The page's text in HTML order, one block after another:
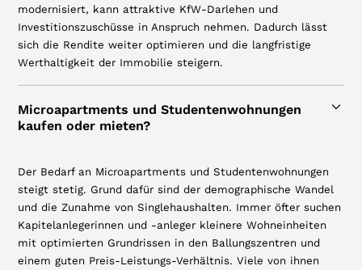
modernisiert, kann attraktive KfW-Darlehen und
Investitionszuschüsse in Anspruch nehmen. Dadurch lässt
sich die Rendite weiter optimieren und die langfristige
Werthaltigkeit der Immobilie steigern.
Microapartments und Studentenwohnungen
kaufen oder mieten?
Der Bedarf an Microapartments und Studentenwohnungen
steigt stetig. Grund dafür sind der demographische Wandel
und die Zunahme von Singlehaushalten. Immer öfter suchen
Kapitelanlegerinnen und -anleger kleinere Wohneinheiten
mit optimierten Grundrissen in den Ballungszentren und
einem guten Preis-Leistungs-Verhältnis. Viele von ihnen